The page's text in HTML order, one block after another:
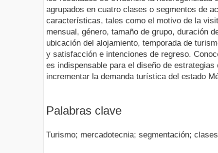
agrupados en cuatro clases o segmentos de
características, tales como el motivo de la
mensual, género, tamaño de grupo, duración
ubicación del alojamiento, temporada de
y satisfacción e intenciones de regreso.
es indispensable para el diseño de
incrementar la demanda turística del estado
Palabras clave
Turismo; mercadotecnia; segmentación;